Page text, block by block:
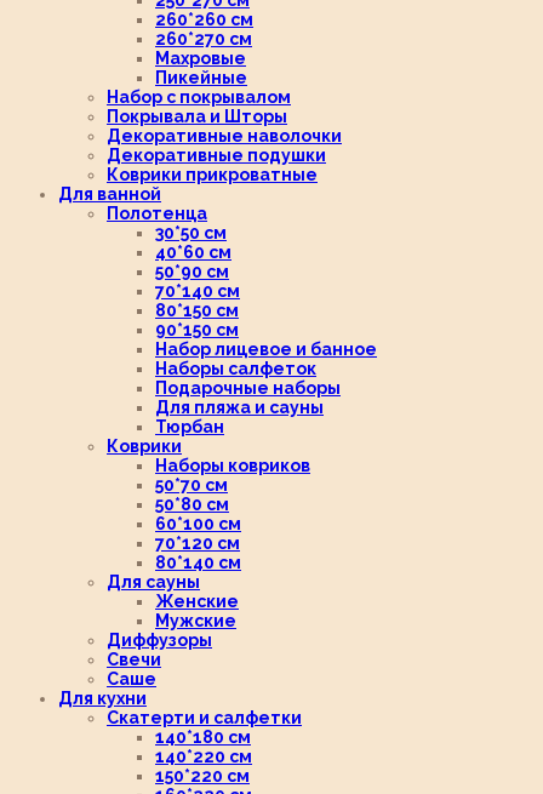
260*260 см
260*270 см
Махровые
Пикейные
Набор с покрывалом
Покрывала и Шторы
Декоративные наволочки
Декоративные подушки
Коврики прикроватные
Для ванной
Полотенца
30*50 см
40*60 см
50*90 см
70*140 см
80*150 см
90*150 см
Набор лицевое и банное
Наборы салфеток
Подарочные наборы
Для пляжа и сауны
Тюрбан
Коврики
Наборы ковриков
50*70 см
50*80 см
60*100 см
70*120 см
80*140 см
Для сауны
Женские
Мужские
Диффузоры
Свечи
Саше
Для кухни
Скатерти и салфетки
140*180 см
140*220 см
150*220 см